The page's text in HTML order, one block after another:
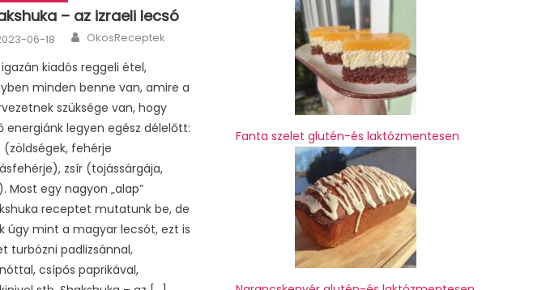
– az izraeli lecsó
06-18 Author
OkosReceptek
igazán kiadós reggeli étel,
minden benne van, amire a
szüksége van, hogy
energiánk legyen egész délelőtt:
(zöldségek, fehérje
zsír (tojássárgája,
Most egy nagyon „alap”
receptet mutatunk be, de
úgy mint a magyar lecsót, ezt is
turbózni padlizsánnal,
csípős paprikával,
Fanta szelet glutén-és laktózmentesen